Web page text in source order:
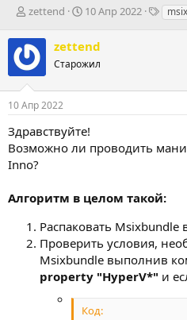
А
т
о
р
м
zettend
Д
а
н
ч
л
а
10 Апр 2022
Т
zettend
Старожил
10 Апр 2022
Здравствуйте!
Возможно ли проводить
Inno?
Алгоритм в целом такой:
Распаковать
Проверить условия,
Msixbundle выполнив
property "HyperV*" и
Код: